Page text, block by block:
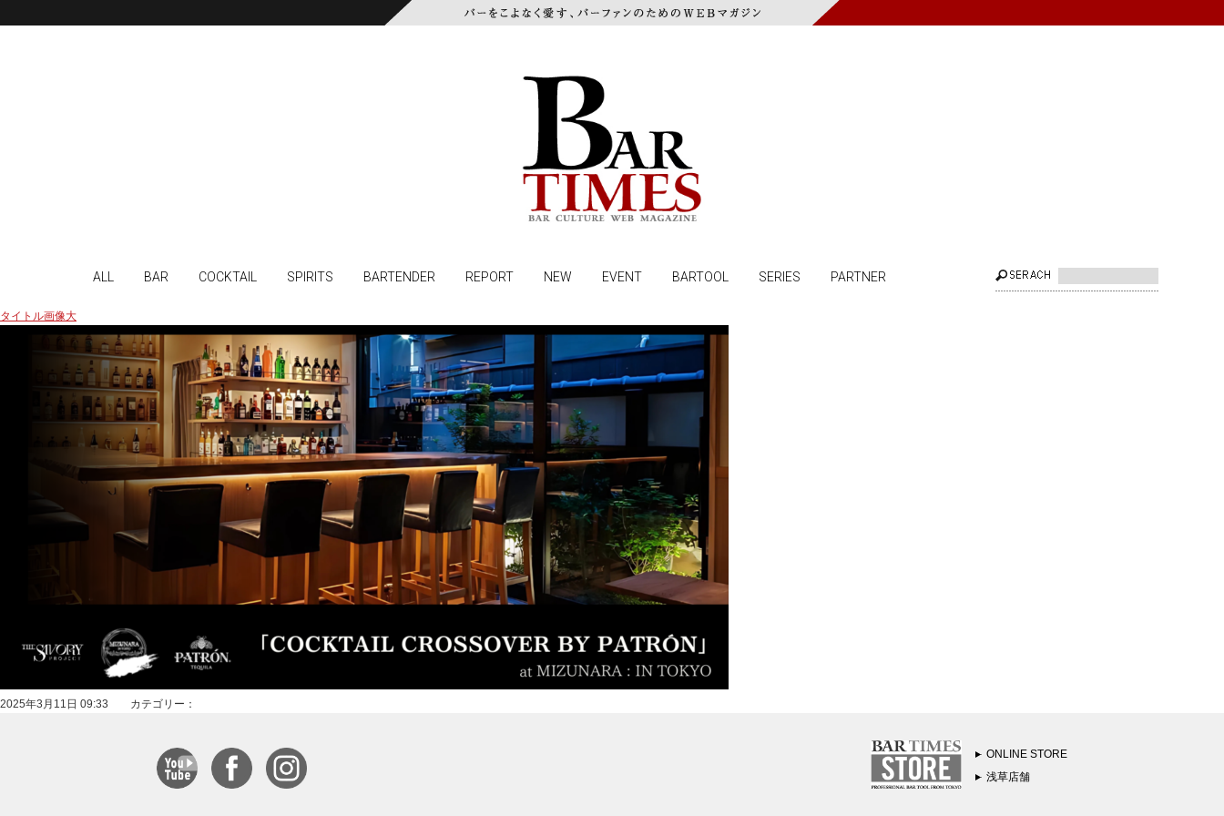
ALL BAR COCKTAIL SPIRITS BARTENDER REPORT NEW EVENT BARTOOL SERIES PARTNER
タイトル画像大
2025年3月11日 09:33 カテゴリー：
ONLINE STORE
浅草店舗